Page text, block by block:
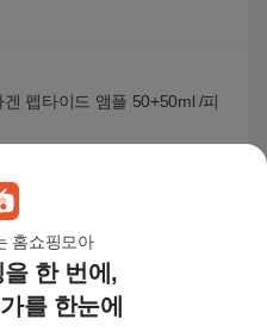
홈쇼핑모아
한 번에,
를 한눈에
앰플 100ml 1개 모공 각질 케어